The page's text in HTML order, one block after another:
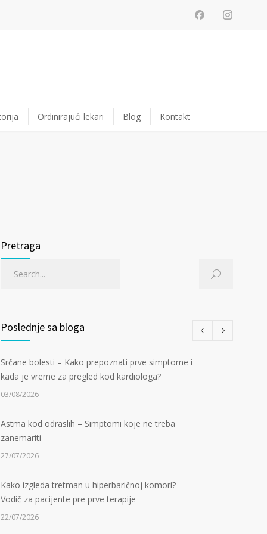
Ordinirajući lekari Blog Kontakt
Pretraga
Poslednje sa bloga
Srčane bolesti – Kako prepoznati prve simptome i
kada je vreme za pregled kod kardiologa?
03/08/2026
Astma kod odraslih – Simptomi koje ne treba
zanemariti
27/07/2026
Kako izgleda tretman u hiperbaričnoj komori?
Vodič za pacijente pre prve terapije
22/07/2026